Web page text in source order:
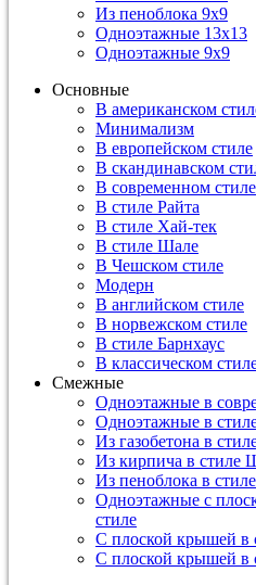
Из пеноблока 9х9
Одноэтажные 13х13
Одноэтажные 9х9
Основные
В американском
Минимализм
В европейском стиле
В скандинавском
В современном стиле
В стиле Райта
В стиле Хай-тек
В стиле Шале
В Чешском стиле
Модерн
В английском стиле
В норвежском стиле
В стиле Барнхаус
В классическом
Смежные
Одноэтажные в
Одноэтажные в
Из газобетона в
Из кирпича в стиле
Из пеноблока в
Одноэтажные с
стиле
С плоской крышей в
С плоской крышей в